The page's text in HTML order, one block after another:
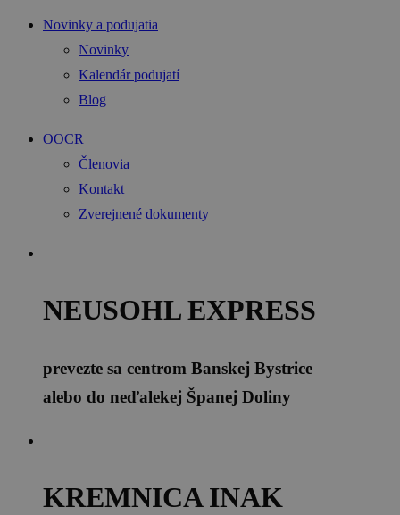
Novinky a podujatia
Novinky
Kalendár podujatí
Blog
OOCR
Členovia
Kontakt
Zverejnené dokumenty
NEUSOHL EXPRESS
prevezte sa centrom Banskej Bystrice
alebo do neďalekej Španej Doliny
KREMNICA INAK